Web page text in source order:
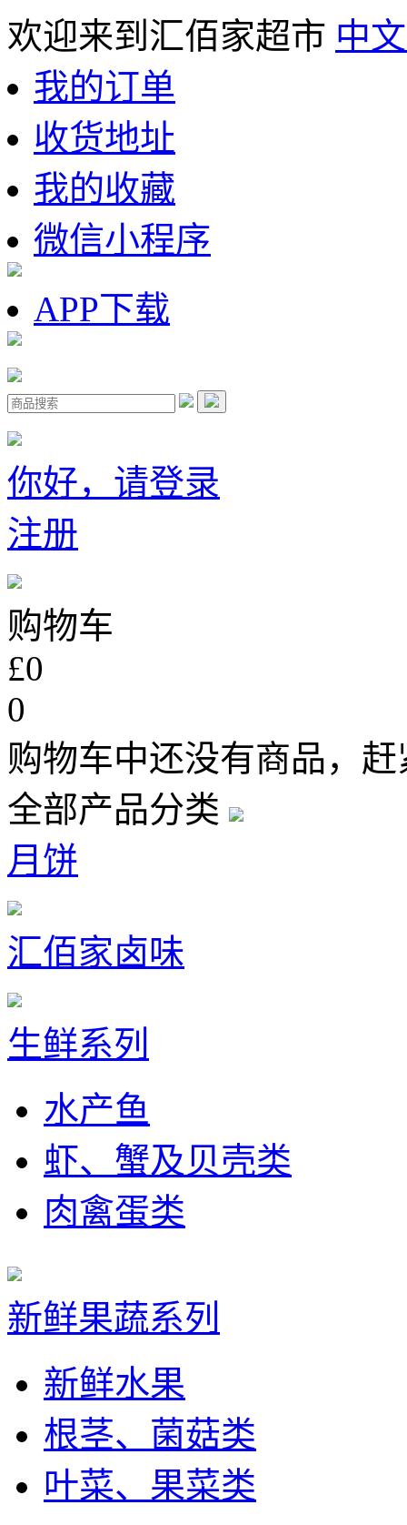
欢迎来到汇佰家超市 中
我的订单
收货地址
我的收藏
微信小程序
APP下载
你好，请登录
注册
购物车
£0
0
购物车中还没有商品，
全部产品分类
月饼
汇佰家卤味
生鲜系列
水产鱼
虾、蟹及贝壳类
肉禽蛋类
新鲜果蔬系列
新鲜水果
根茎、菌菇类
叶菜、果菜类